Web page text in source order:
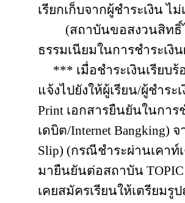
เรียกเก็บจากผู้ชำระเงิน ไ
(สถาบันขอสงวนสิทธิ์
ธรรมเนียมในการชำระเงิ
*** เมื่อชำระเงินเรียบ
แจ้งไปยังให้ผู้เรียน/ผู้ชำร
Print เอกสารยืนยันในการ
เดบิต/Internet Bangking)
Slip) (กรณีชำระผ่านเคาท์
มายืนยันต่อสถาบัน
เคยสมัครเรียนให้เตรียม